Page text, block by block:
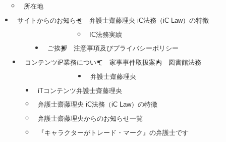
所在地
サイトからのお知らせ
弁護士齋藤理央 iC法務（iC Law）の特徴
IC法務実績
ご挨拶
注意事項及びプライバシーポリシー
コンテンツiP業務について
家事事件取扱案内
図書館法務
弁護士齋藤理央
iTコンテンツ弁護士齋藤理央
弁護士齋藤理央 iC法務（iC Law）の特徴
弁護士齋藤理央からのお知らせ一覧
『キャラクターがトレード・マーク』の弁護士です